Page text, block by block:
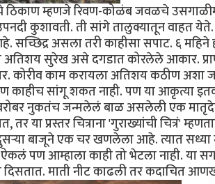
ठिकाण म्हणजे रिवण-कोळंब जवळचे
कुशावती. ती सांगे तालुक्यातून वाहत येते.
सच्छिद्र असला तरी काहीसा सपाट. ६
सुरेख असे दगडात कोरलेले आकार.
कोरीव काम करायला अतिशय कठीण अशा
सांगू शकत नाही. पण या आकृत्या
नुकतंच जन्मलेलं बाळ असलेली एक
या प्रस्तर चित्राना 'गुराख्यांची चित्रं'
बाजूने एक चर खणलेला आहे. त्यात सध्या
पण आम्हाला काही तो भेटला नाही. या
माती नीट काढली तर कदाचित